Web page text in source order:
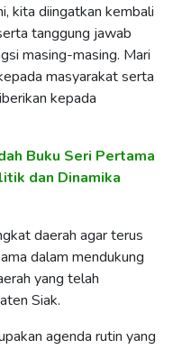
kita diingatkan kembali
tanggung jawab
masing-masing. Mari
masyarakat serta
kepada
Buku Seri Pertama
dan Dinamika
daerah agar terus
dalam mendukung
yang telah
Siak.
agenda rutin yang